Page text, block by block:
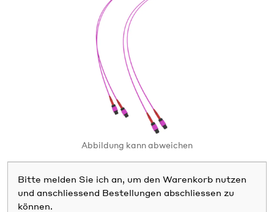
Abbildung kann abweichen
Bitte melden Sie ich an, um den Warenkorb nutzen
und anschliessend Bestellungen abschliessen zu
können.